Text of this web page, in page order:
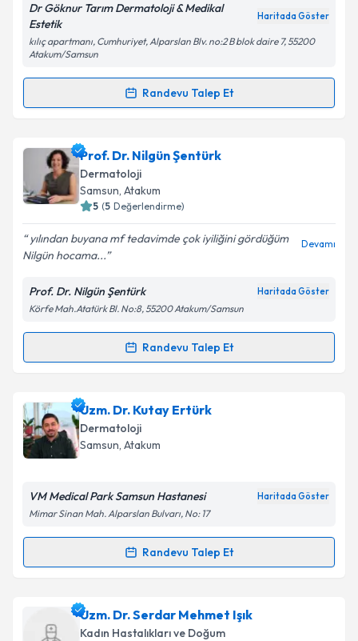
kapsamda işlenmesini kabul ediyorum.
Dr Göknur Tarım Dermatoloji & Medikal
Estetik
Haritada Göster
kılıç apartmanı, Cumhuriyet, Alparslan Blv. no:2 B blok daire 7, 55200
Atakum/Samsun
Randevu Talep Et
Randevu Takvimi Talebi
Uzm. Dr. Göknur Tarımiçin randevu takvimi talebi
oluşturun. Size bu uzmandan randevu almanız için bir
takvim hazırlandığında e-posta ile bilgilendireceğiz.
Kişisel verilerimin işlenmesine ilişkin
Aydınlatma
Metni'ni okudum ve kişisel verilerimin belirtilen
kapsamda işlenmesini kabul ediyorum.
Prof. Dr. Nilgün Şentürk
Dermatoloji
Samsun, Atakum
5 (5 Değerlendirme)
yılından buyana mf tedavimde çok iyiliğini gördüğüm
Nilgün hocama...
Devamı
Prof. Dr. Nilgün Şentürk Haritada Göster
Körfe Mah.Atatürk Bl. No:8, 55200 Atakum/Samsun
Randevu Talep Et
Randevu Takvimi Talebi
Prof. Dr. Nilgün Şentürkiçin randevu takvimi talebi
oluşturun. Size bu uzmandan randevu almanız için bir
takvim hazırlandığında e-posta ile bilgilendireceğiz.
Kişisel verilerimin işlenmesine ilişkin
Metni'ni okudum ve kişisel verilerimin belirtilen
Takvim Talebini Gönder
Uzm. Dr. Kutay Ertürk
Dermatoloji
Samsun, Atakum
VM Medical Park Samsun Hastanesi Haritada Göster
Mimar Sinan Mah. Alparslan Bulvarı, No: 17
Randevu Talep Et
Randevu Takvimi Talebi
Uzm. Dr. Kutay Ertürkiçin randevu takvimi talebi
oluşturun. Size bu uzmandan randevu almanız için bir
Uzm. Dr. Serdar Mehmet Işık
Kadın Hastalıkları ve Doğum